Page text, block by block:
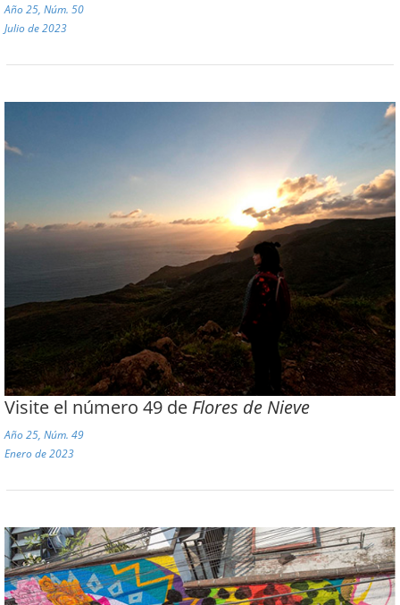
Año 25, Núm. 50
Julio de 2023
Visite el número 49 de Flores de Nieve
Año 25, Núm. 49
Enero de 2023